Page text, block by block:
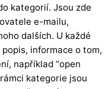
kategorií. Jsou zde
e-mailu,
dalších. U každé
informace o tom,
například “open
kategorie jsou